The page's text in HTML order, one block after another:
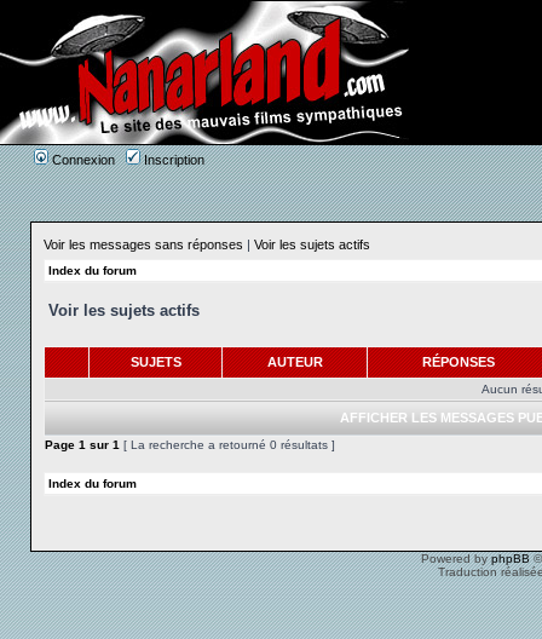
Connexion Inscription
Voir les messages sans réponses | Voir les sujets actifs
Index du forum
Voir les sujets actifs
SUJETS AUTEUR RÉPONSES
Aucun
AFFICHER LES MESSAGES
Page 1 sur 1 [ La recherche a retourné 0 résultats ]
Index du forum
Powered byphpBB©
Traduction